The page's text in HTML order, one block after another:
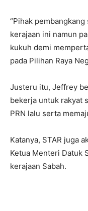
“Pihak
kerajaan ini namun
kukuh demi
pada Pilihan Raya
Justeru itu, Jeffrey
bekerja untuk rakyat
PRN lalu serta
Katanya, STAR juga
Ketua Menteri Datuk
kerajaan Sabah.